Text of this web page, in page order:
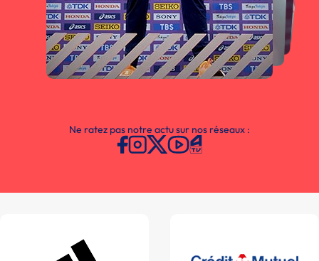
Ne ratez pas notre actu sur nos réseaux :